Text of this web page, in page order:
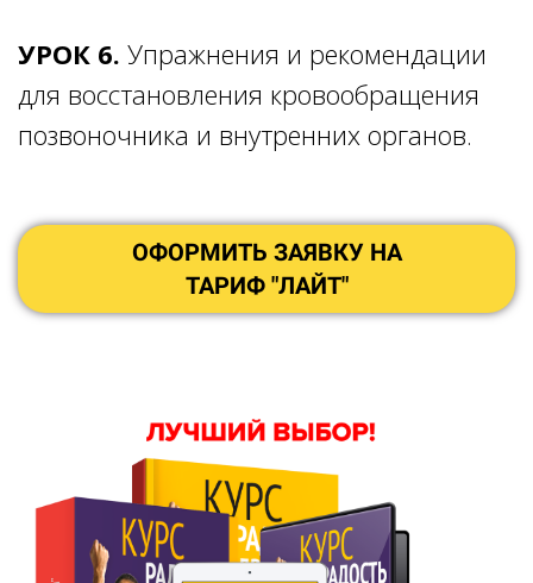
УРОК 6. Упражнения и рекомендации
для восстановления кровообращения
позвоночника и внутренних органов.
ОФОРМИТЬ ЗАЯВКУ НА
ТАРИФ "ЛАЙТ"